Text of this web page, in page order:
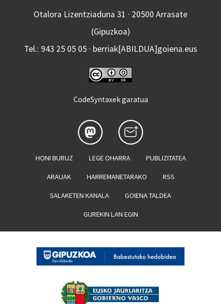
Otalora Lizentziaduna 31 · 20500 Arrasate
(Gipuzkoa)
Tel.: 943 25 05 05 · berriak[ABILDUA]goiena.eus
CodeSyntaxek garatua
HONI BURUZ LEGE OHARRA PUBLIZITATEA
ARAUAK HARREMANETARAKO RSS
SALAKETEN KANALA GOIENA TALDEA
GUREKIN LAN EGIN